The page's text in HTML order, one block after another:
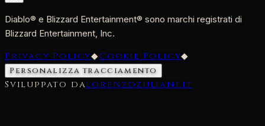
Diablo® e Blizzard Entertainment® sono marchi registrati di
Blizzard Entertainment, Inc.
Privacy Policy◆Cookie Policy◆
Personalizza tracciamento
Sviluppato dalorenzozuliani.it